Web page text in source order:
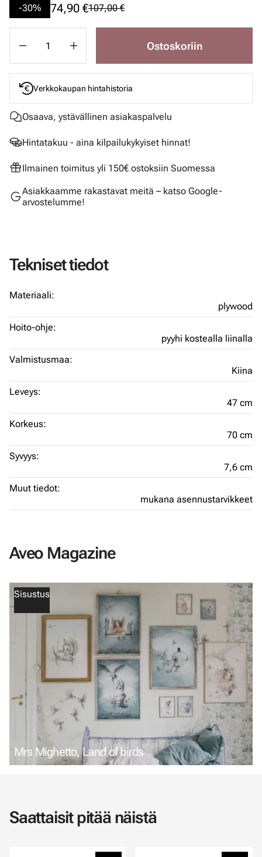
-30% 74,90 €107,00 €
Ostoskoriin
Verkkokaupan hintahistoria
Osaava, ystävällinen asiakaspalvelu
Hintatakuu - aina kilpailukykyiset hinnat!
Ilmainen toimitus yli 150€ ostoksiin Suomessa
Asiakkaamme rakastavat meitä – katso Google-
arvostelumme!
Tekniset tiedot
Materiaali:
plywood
Hoito-ohje:
pyyhi kostealla liinalla
Valmistusmaa:
Kiina
Leveys:
47 cm
Korkeus:
70 cm
Syvyys:
7,6 cm
Muut tiedot:
mukana asennustarvikkeet
Aveo Magazine
Sisustus
Mrs Mighetto, Land of birds
Saattaisit pitää näistä